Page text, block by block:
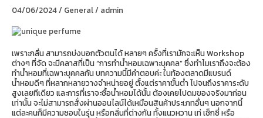
04/06/2024/ General/ admin
เพราะกลิ่น สามารถบ่งบอกตัวตนได้ หลายๆ ครั้งที่เรามักจะเห็น Workshop
ต่างๆ ที่จัด จะมีคลาสที่เป็น “การทำน้ำหอมเฉพาะบุคคล” ซึ่งทำไมเราถึงจะต้อง
ทำน้ำหอมที่เฉพาะบุคคลกัน บทความนี้มีคำตอบค่ะ ในท้องตลาดมีแบรนด์
น้ำหอมดีๆ ที่หลากหลายวางจำหน่ายอยู่ ตั้งแต่ราคาขั้นต่ำ ไปจนถึงราคาระดับ
สูงเลยทีเดียว และการที่เราจะซื้อน้ำหอมได้นั้น ต้องเคยไปดมของจริงมาก่อน
เท่านั้น จะไม่สามารถสั่งผ่านออนไลน์ได้เหมือนสินค้าประเภทอื่นๆ นอกจากนี้
แต่ละคนก็มีความชอบในรุ่น หรือกลิ่นที่ต่างกัน ทั้งแนวหวาน เท่ เซ็กซี่ หรือ
ตัว?